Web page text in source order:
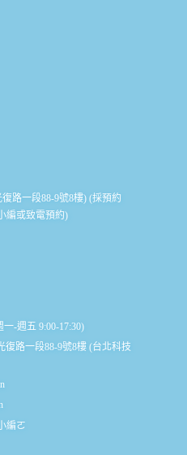
路一段88-9號8樓) (採預約
編或致電預約)
一-週五 9:00-17:30)
復路一段88-9號8樓 (台北科技
編ㄛ